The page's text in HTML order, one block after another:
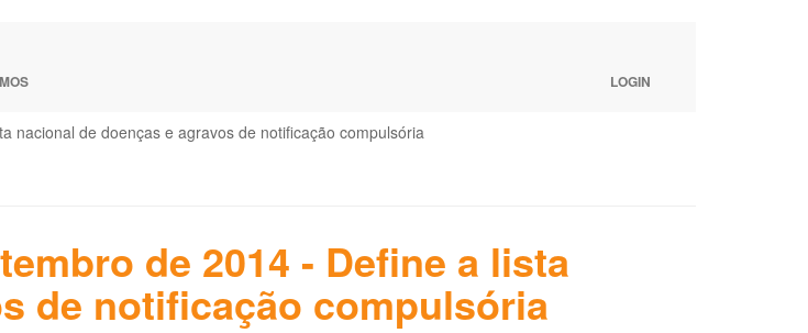
LOGIN
nacional de doenças e agravos de notificação compulsória
de 2014 - Define a lista
de notificação compulsória